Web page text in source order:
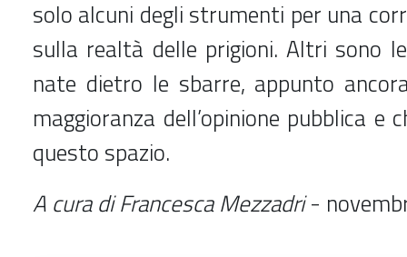
solo alcuni degli strumenti per una
sulla realtà delle prigioni. Altri sono
nate dietro le sbarre, appunto
maggioranza dell’opinione pubblica e
questo spazio.
A cura di Francesca Mezzadri-